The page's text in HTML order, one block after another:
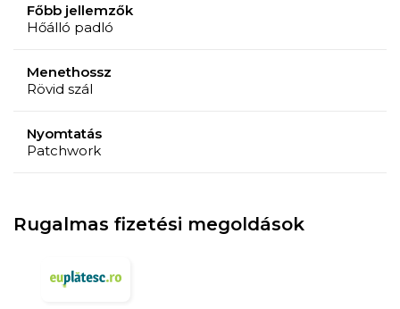
Főbb jellemzők
Hőálló padló
Menethossz
Rövid szál
Nyomtatás
Patchwork
Rugalmas fizetési megoldások